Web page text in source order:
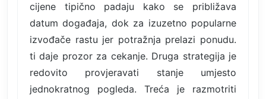
cijene tipično padaju kako se približava
datum događaja, dok za izuzetno popularne
izvođače rastu jer potražnja prelazi ponudu.
ti daje prozor za cekanje. Druga strategija je
redovito provjeravati stanje umjesto
jednokratnog pogleda. Treća je razmotriti